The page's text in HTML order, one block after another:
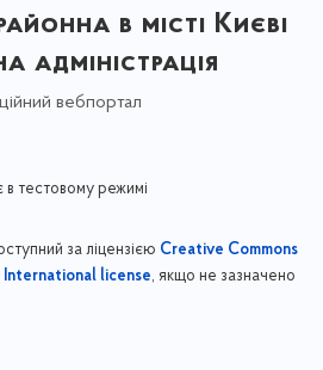
в місті Києві
адміністрація
вебпортал
в тестовому режимі
за ліцензією Creative Commons
license, якщо не зазначено